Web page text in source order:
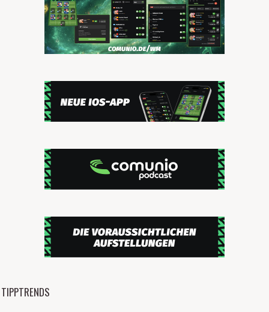
TIPPTRENDS